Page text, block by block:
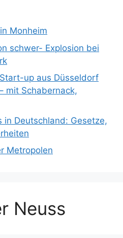
Monheim
schwer- Explosion bei
up aus Düsseldorf
mit Schabernack,
in Deutschland: Gesetze,
Metropolen
Neuss